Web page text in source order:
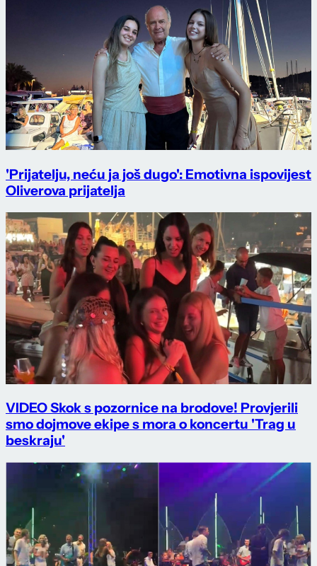
'Prijatelju, neću ja još dugo': Emotivna ispovijest
Oliverova prijatelja
VIDEO Skok s pozornice na brodove! Provjerili
smo dojmove ekipe s mora o koncertu 'Trag u
beskraju'